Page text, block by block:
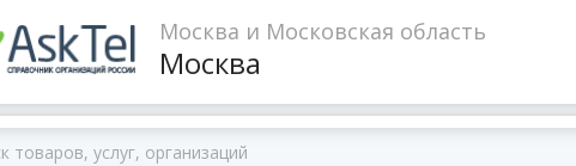
Москва и Московская область
Москва